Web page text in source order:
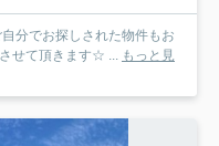
分でお探しされた物件もお
せて頂きます☆ ... もっと見